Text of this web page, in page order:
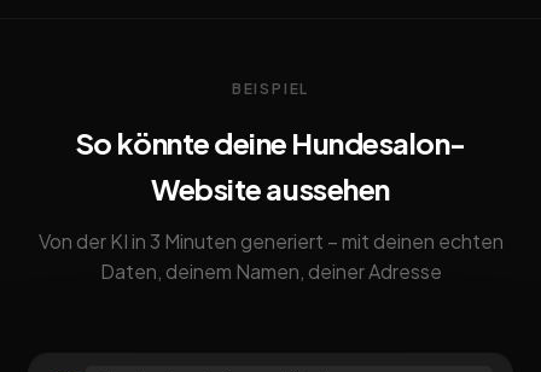
BEISPIEL
So könnte deine Hundesalon-
Website aussehen
Von der KI in 3 Minuten generiert – mit deinen echten
Daten, deinem Namen, deiner Adresse